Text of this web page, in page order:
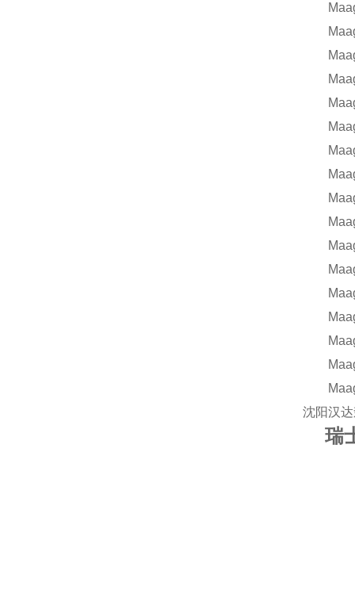
Maag
Maag
Maag
Maag
Maag
Maag
Maag
Maag
Maag
Maag
Maag
Maag
Maag
Maag
Maag
Maag
Maag
沈阳汉
瑞